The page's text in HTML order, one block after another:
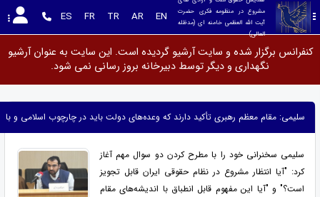
العالی)
EN
AR
TR
FR
ES
کنفرانس برگزار شده و سایت آرشیو گردیده است. این سایت به عنوان آرشیو
نگهداری و دیگر توسط دبیرخانه بروز رسانی نمی شود.
سلیمی: مقام معظم رهبری تأکید دارند که وعده‌های دولت باید در چارچوب اسلامی و
سلیمی سخنرانی خود را با مطرح کردن دو سوال مهم آغاز
کرد: "آیا انتظار مشروع در نظام حقوقی ایران قابل تجویز
است؟" و "آیا این مفهوم قابل انطباق با اندیشه‌های مقام